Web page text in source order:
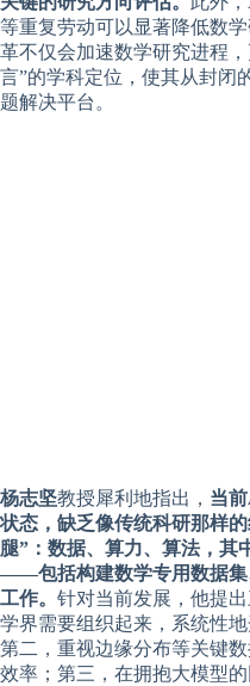
等重复劳动可以显著降低数
革不仅会加速数学研究进程
言”的学科定位，使其从封闭
题解决平台。
杨志坚教授犀利地指出， 当
状态，缺乏像传统科研那样
腿”：数据、算力、算法，其
——包括构建数学专用数据集
工作。 针对当前发展，他提
学界需要组织起来，系统性
第二，重视边缘分布等关键
效率；第三，在拥抱大模型